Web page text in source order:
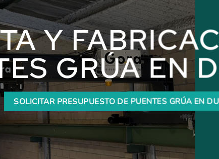
Y
GRÚA EN
SOLICITAR PRESUPUESTO DE PUENTES GRÚA EN